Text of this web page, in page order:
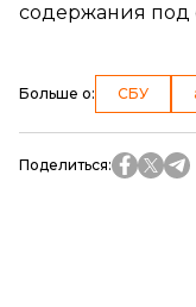
содержания под
Больше о: СБУ
Поделиться: